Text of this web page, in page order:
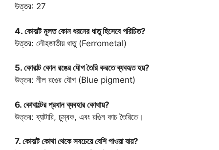
উত্তর: 27
4. কোবাল্ট মূলত কোন ধরনের ধাতু হিসেবে পরিচিত?
উত্তর: লৌহজাতীয় ধাতু (Ferrometal)
5. কোবাল্ট কোন রঙের যৌগ তৈরি করতে ব্যবহৃত হয়?
উত্তর: নীল রঙের যৌগ (Blue pigment)
6. কোবাল্টের প্রধান ব্যবহার কোথায়?
উত্তর: ব্যাটারি, চুম্বক, এবং রঙিন কাচ তৈরিতে।
7. কোবাল্ট কোথা থেকে সবচেয়ে বেশি পাওয়া যায়?